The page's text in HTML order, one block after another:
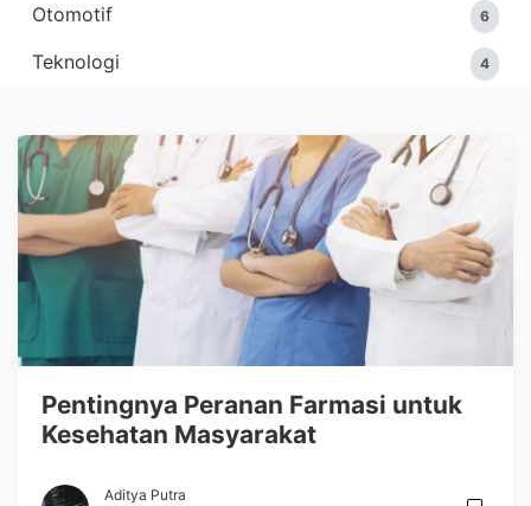
Otomotif 6
Teknologi 4
Pentingnya Peranan Farmasi untuk
Kesehatan Masyarakat
Aditya Putra